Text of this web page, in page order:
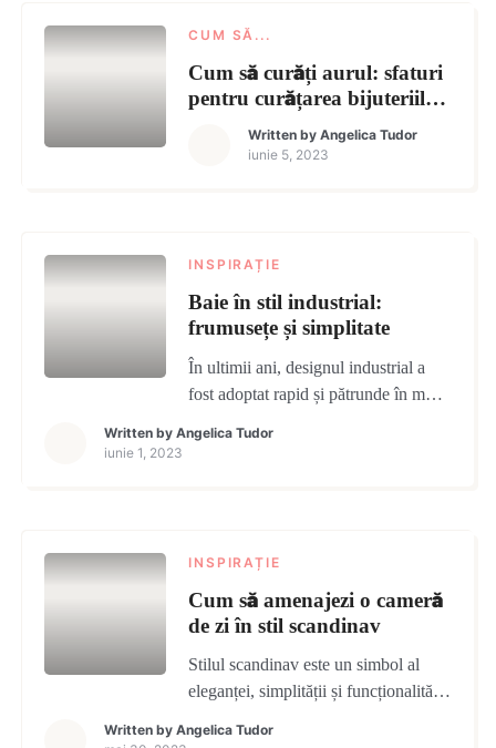
propria ta grădină. Poți începe o
multă experiență. Citește cele 6
sfaturi și […]
CUM SĂ...
Cum să curăți aurul: sfaturi
pentru curățarea bijuteriilor
Written byAngelica Tudor
iunie 5, 2023
INSPIRAȚIE
Baie în stil industrial:
frumusețe și simplitate
În ultimii ani, designul industrial a
fost adoptat rapid și pătrunde în mod
spațiile în care acest stil unic își pune
creează un spațiu de relaxare și
Written by Angelica Tudor
iunie 1, 2023
INSPIRAȚIE
Cum să amenajezi o cameră
de zi în stil scandinav
Stilul scandinav este un simbol al
eleganței, simplității și funcționalității.
Written by Angelica Tudor